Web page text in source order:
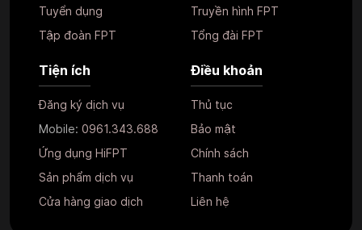
Tuyển dụng
Tập đoàn FPT
Truyền hình FPT
Tổng đài FPT
Tiện ích
Đăng ký dịch vụ
Mobile: 0961.343.688
Ứng dụng HiFPT
Sản phẩm dịch vụ
Cửa hàng giao dịch
Điều khoản
Thủ tục
Bảo mật
Chính sách
Thanh toán
Liên hệ